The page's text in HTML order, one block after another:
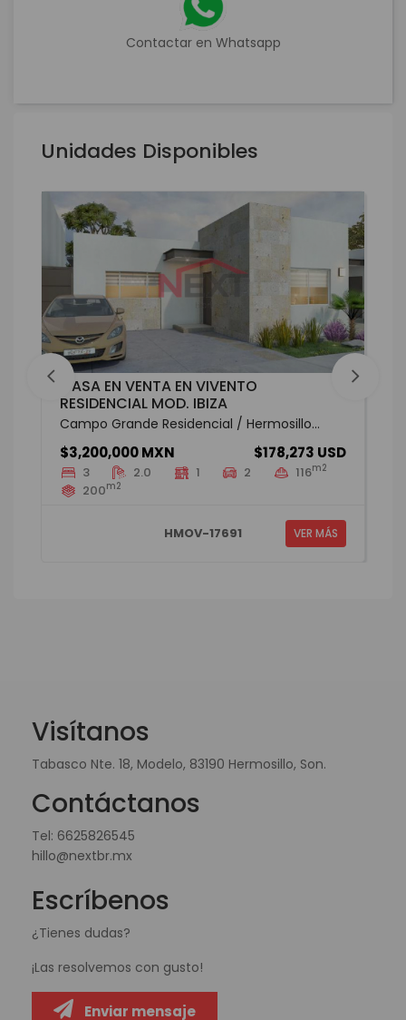
Contactar en Whatsapp
Unidades Disponibles
CASA EN VENTA EN VIVENTO
RESIDENCIAL MOD. IBIZA
Campo Grande Residencial / Hermosillo...
$3,200,000 MXN $178,273 USD
3 2.0 1 2 116m2
200m2
HMOV-17691 VER MÁS
Visítanos
Tabasco Nte. 18, Modelo, 83190 Hermosillo, Son.
Contáctanos
Tel: 6625826545
hillo@nextbr.mx
Escríbenos
¿Tienes dudas?
¡Las resolvemos con gusto!
Enviar mensaje